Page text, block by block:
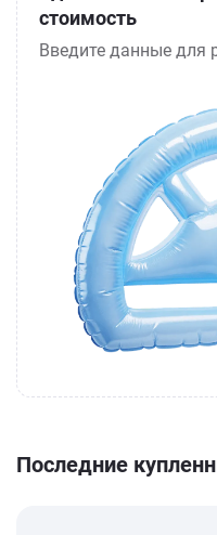
стоимость
Введите данные для
Последние